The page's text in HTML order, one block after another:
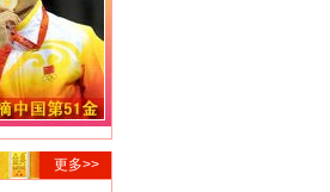
更多>>